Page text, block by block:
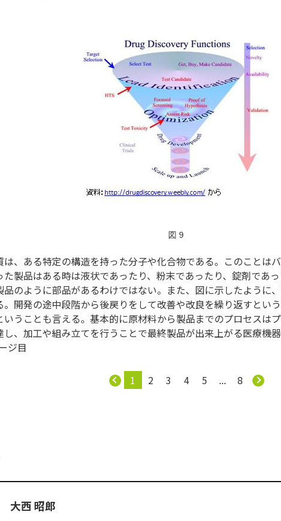
図 9
、ある特定の構造を持った分子や化合物である。このことは
た製品はある時は液状であったり、粉末であったり、錠剤であ
品のように部品があるわけではない。また、図に示したように
。開発の途中段階から後戻りをして改善や改良を繰り返すとい
いうことも言える。基本的に原材料から製品までのプロセスは
、加工や組み立てを行うことで最終製品が出来上がる医療機
ジ目
1 2 3 4 5 ... 8
大西 昭郎